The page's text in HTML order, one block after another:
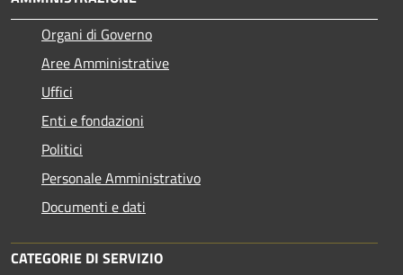
Organi di Governo
Aree Amministrative
Uffici
Enti e fondazioni
Politici
Personale Amministrativo
Documenti e dati
CATEGORIE DI SERVIZIO